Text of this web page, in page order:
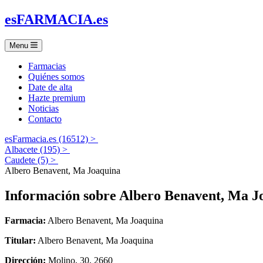
esFARMACIA.es
Menu
Farmacias
Quiénes somos
Date de alta
Hazte premium
Noticias
Contacto
esFarmacia.es (16512) >
Albacete (195) >
Caudete (5) >
Albero Benavent, Ma Joaquina
Información sobre Albero Benavent, Ma
Farmacia: Albero Benavent, Ma Joaquina
Titular: Albero Benavent, Ma Joaquina
Dirección: Molino, 30, 2660